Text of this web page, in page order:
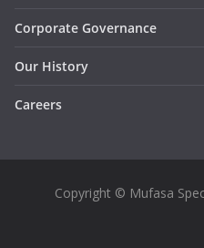
Corporate Governance
Our History
Careers
Copyright © Mufasa